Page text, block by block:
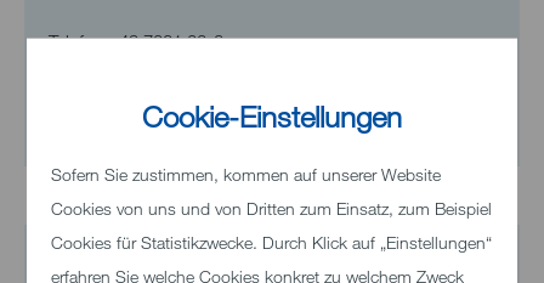
Cookie-Einstellungen
Sofern Sie zustimmen, kommen auf unserer Website
Cookies von uns und von Dritten zum Einsatz, zum Beispiel
Cookies für Statistikzwecke. Durch Klick auf „Einstellungen“
erfahren Sie welche Cookies konkret zu welchem Zweck
Telefon+49 7321 33-0
E-Mail senden